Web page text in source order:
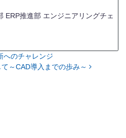
ERP推進部 エンジニアリングチェ
ン
へのチャレンジ
～CAD導入までの歩み～